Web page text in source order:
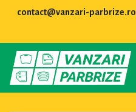
contact@vanzari-parbrize.ro